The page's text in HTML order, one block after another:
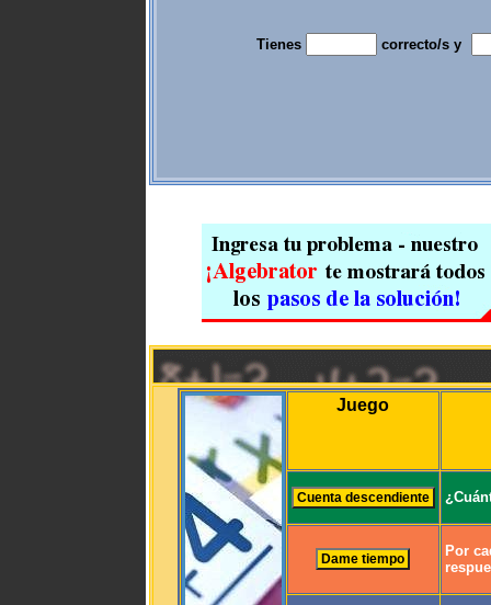
Tienes correcto/s y
Juego
Por